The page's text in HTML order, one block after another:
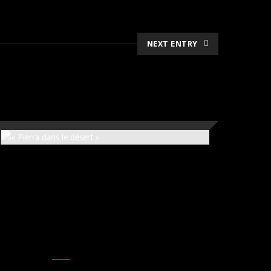
NEXT ENTRY
120x120cm